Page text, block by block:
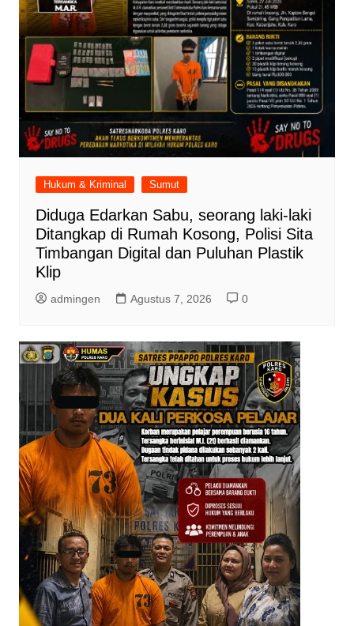
Hukum & Kriminal Sumut
Diduga Edarkan Sabu, seorang laki-laki
Ditangkap di Rumah Kosong, Polisi Sita
Timbangan Digital dan Puluhan Plastik
Klip
admingen Agustus 7, 2026 0